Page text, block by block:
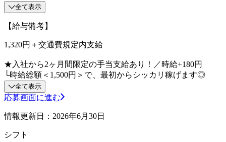
全て表示
【給与備考】
1,320円＋交通費規定内支給
★入社から2ヶ月間限定の手当支給あり！／時給+180円
└時給総額＜1,500円＞で、最初からシッカリ稼げます◎
全て表示
応募画面に進む
情報更新日：2026年6月30日
シフト